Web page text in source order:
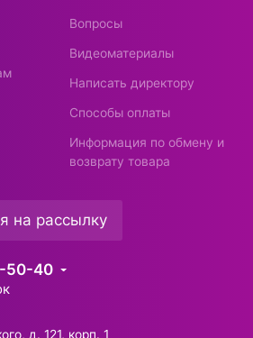
Вопросы
Видеоматериалы
Написать директору
Способы оплаты
Информация по обмену и
возврату товара
на рассылку
50-40
д. 121, корп. 1